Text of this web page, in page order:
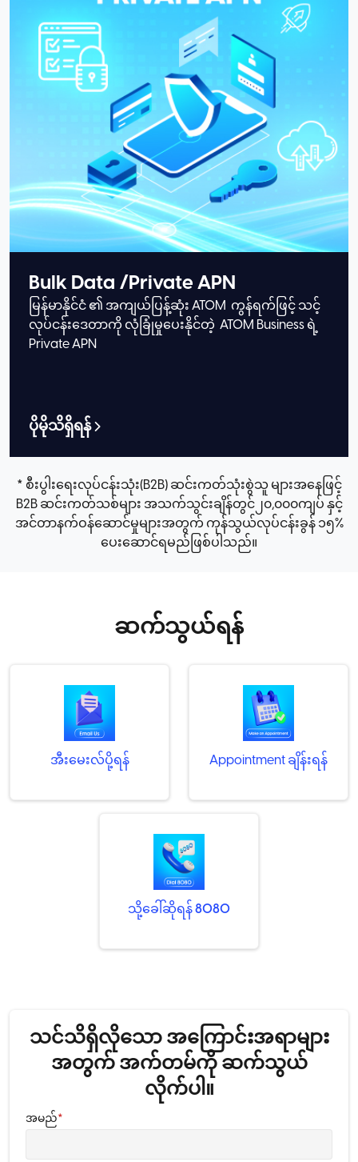
Bulk Data /Private APN
မြန်မာနိုင်ငံ ၏ အကျယ်ပြန့်ဆုံး ATOM ကွန်ရက်ဖြင့် သင့်
လုပ်ငန်းဒေတာကို လုံခြုံမှုပေးနိုင်တဲ့ ATOM Business ရဲ့
Private APN
ပိုမိုသိရှိရန်
* စီးပွါးရေးလုပ်ငန်းသုံး(B2B) ဆင်းကတ်သုံးစွဲသူ များအနေဖြင့်
B2B ဆင်းကတ်သစ်များ အသက်သွင်းချိန်တွင်၂၀,၀၀၀ကျပ် နှင့်
အင်တာနက်ဝန်ဆောင်မှုများအတွက် ကုန်သွယ်လုပ်ငန်းခွန် ၁၅%
ပေးဆောင်ရမည်ဖြစ်ပါသည်။
ဆက်သွယ်ရန်
အီးမေးလ်ပို့ရန် Appointment ချိန်းရန်
သို့ခေါ်ဆိုရန်8080
သင်သိရှိလိုသော အကြောင်းအရာများ
အတွက် အက်တမ်ကို ဆက်သွယ်
လိုက်ပါ။
အမည်*